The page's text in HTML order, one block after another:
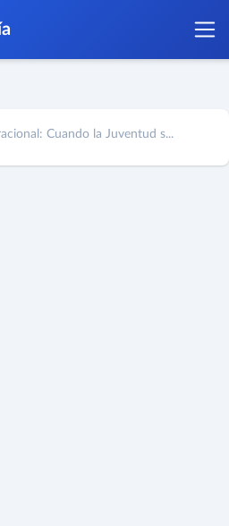
Cuando la Juventud s...